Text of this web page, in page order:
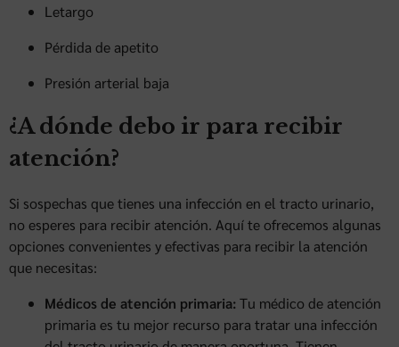
Letargo
Pérdida de apetito
Presión arterial baja
¿A dónde debo ir para recibir
atención?
Si sospechas que tienes una infección en el tracto urinario,
no esperes para recibir atención. Aquí te ofrecemos algunas
opciones convenientes y efectivas para recibir la atención
que necesitas:
Médicos de atención primaria:Tu médico de atención
primaria es tu mejor recurso para tratar una infección